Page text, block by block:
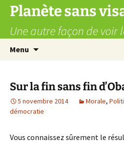
Aller
contenu
Planète sans
Une autre façon de voir
Menu
Sur la fin sans fin
5 novembre 2014 Morale,
démocratie
Vous connaissez sûrement le